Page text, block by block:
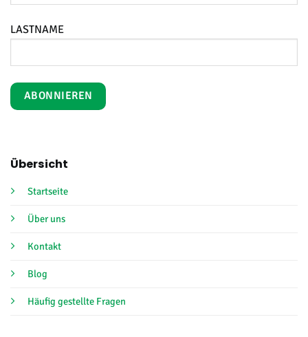
Übersicht
Startseite
Über uns
Kontakt
Blog
Häufig gestellte Fragen
LASTNAME